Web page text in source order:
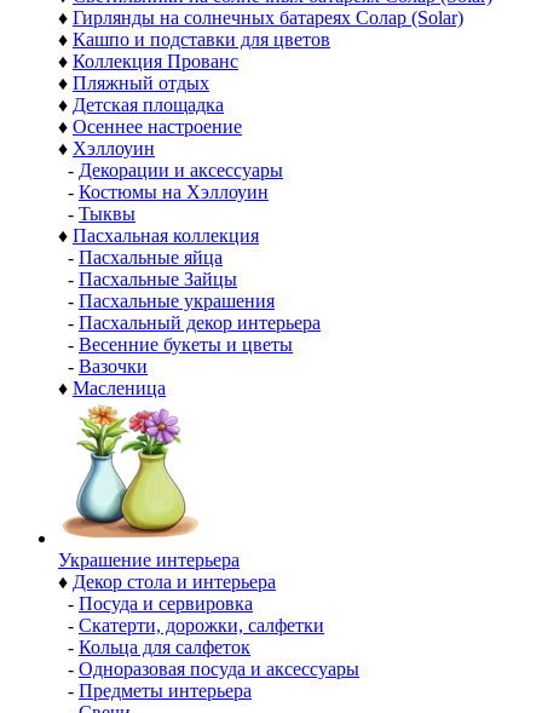
♦ Гирлянды на солнечных батареях Солар (Solar)
♦ Кашпо и подставки для цветов
♦ Коллекция Прованс
♦ Пляжный отдых
♦ Детская площадка
♦ Осеннее настроение
♦ Хэллоуин
- Декорации и аксессуары
- Костюмы на Хэллоуин
- Тыквы
♦ Пасхальная коллекция
- Пасхальные яйца
- Пасхальные Зайцы
- Пасхальные украшения
- Пасхальный декор интерьера
- Весенние букеты и цветы
- Вазочки
♦ Масленица
Украшение интерьера
♦ Декор стола и интерьера
- Посуда и сервировка
- Скатерти, дорожки, салфетки
- Кольца для салфеток
- Одноразовая посуда и аксессуары
- Предметы интерьера